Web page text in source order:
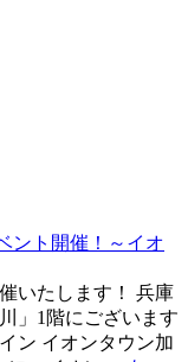
ント開催！～イオ
いたします！ 兵庫
」1階にございます
ン イオンタウン加